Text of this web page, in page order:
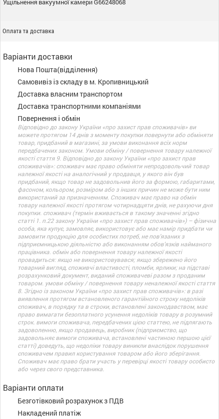
Ущільнення вакуумної камери G66248068
Оплата та доставка
Варіанти доставки
Нова Пошта(відділення)
Самовивіз із складу в м. Кропивницький
Доставка власним транспортом
Доставка транспортними компаніями
Повернення і обмін
Відповідно до закону України «про захист прав споживачів» ви
можете протягом 14 днів з моменту покупки повернути або обміняти
товар, придбаний в магазині, за умови виконання всіх норм
передбачених законом. Умови обміну / повернення товару належної
якості стаття 9. Відповідно до закону України «про захист прав
споживачів»: споживач має право обміняти непродовольчий товар
належної якості на аналогічний у продавця, у якого він був
придбаний, якщо товар не задовольнив його за формою, габаритами,
фасоном, кольором, розміром або з інших причин не може бути ним
використаний за призначенням. Споживач має право на обмін
товару належної якості протягом чотирнадцяти днів, не рахуючи дня
покупки. споживач (термін вживається в такому значенні згідно
статті 1. п.22 закону України «про захист прав споживачів») – фізична
особа, яка купує, замовляє, використовує або має намір придбати чи
замовити продукцію для особистих потреб, не пов’язаних з
підприємницькою діяльністю або виконанням обов’язків найманого
працівника. обмін або повернення товару належної якості
провадиться: якщо не використовувався; якщо збережено його
товарний вигляд, споживчі властивості, пломби, ярлики; на підставі
розрахунковий документ, виданий споживачеві разом з проданим
товаром. умови обміну / повернення товару неналежної якості стаття
8. Згідно із законом України «про захист прав споживачів»: в разі
виявлення протягом встановленого гарантійного строку недоліків
споживач, в порядку та в строки, встановлені законодавством, має
право вимагати безоплатного усунення недоліків товару в розумний
строк. вимоги споживача, передбачених цією статтею, не підлягають
задоволенню, якщо продавець, виробник (підприємство, що
задовольняє вимоги споживача, встановлені частиною першою цієї
статті) доведуть, що недоліки товару виникли внаслідок порушення
споживачем правил користування товаром або його зберігання.
Споживач має право брати участь у перевірці якості товару особисто
або через свого представника.
Варіанти оплати
Безготівковий розрахунок з ПДВ
Накладений платіж